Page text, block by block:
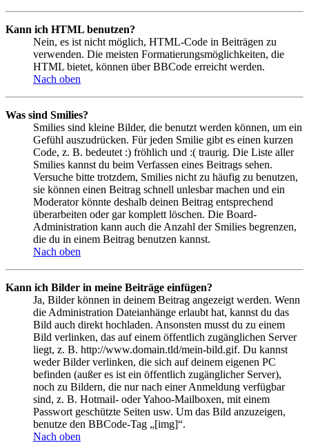
Kann ich HTML benutzen?
Nein, es ist nicht möglich, HTML-Code in Beiträgen zu
verwenden. Die meisten Formatierungsmöglichkeiten, die
HTML bietet, können über BBCode erreicht werden.
Nach oben
Was sind Smilies?
Smilies sind kleine Bilder, die benutzt werden können, um ein
Gefühl auszudrücken. Für jeden Smilie gibt es einen kurzen
Code, z. B. bedeutet :) fröhlich und :( traurig. Die Liste aller
Smilies kannst du beim Verfassen eines Beitrags sehen.
Versuche bitte trotzdem, Smilies nicht zu häufig zu benutzen,
sie können einen Beitrag schnell unlesbar machen und ein
Moderator könnte deshalb deinen Beitrag entsprechend
überarbeiten oder gar komplett löschen. Die Board-
Administration kann auch die Anzahl der Smilies begrenzen,
die du in einem Beitrag benutzen kannst.
Nach oben
Kann ich Bilder in meine Beiträge einfügen?
Ja, Bilder können in deinem Beitrag angezeigt werden. Wenn
die Administration Dateianhänge erlaubt hat, kannst du das
Bild auch direkt hochladen. Ansonsten musst du zu einem
Bild verlinken, das auf einem öffentlich zugänglichen Server
liegt, z. B. http://www.domain.tld/mein-bild.gif. Du kannst
weder Bilder verlinken, die sich auf deinem eigenen PC
befinden (außer es ist ein öffentlich zugänglicher Server),
noch zu Bildern, die nur nach einer Anmeldung verfügbar
sind, z. B. Hotmail- oder Yahoo-Mailboxen, mit einem
Passwort geschützte Seiten usw. Um das Bild anzuzeigen,
benutze den BBCode-Tag „[img]“.
Nach oben